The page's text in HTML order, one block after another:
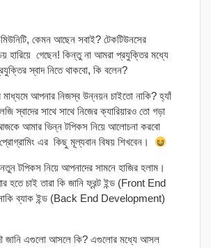
কেমন আছেন সবাই? টেকটিউনসের
হারিয়ে গেছেন! কিন্তু না আমরা প্রযুক্তির মধ্যে
স্বাদ নিতে থাকবো, কি বলেন?
মাধ্যমে আপনার নিজস্ব উন্নয়ন চাইতো নাকি? হ্যাঁ
স্বাদের সাথে সাথে নিজের ক্যারিয়ারও তো গড়া
আমার ভিন্ন টপিকস নিয়ে আলোচনা করবো
এর কিছু মূল্যবান বিষয় শিখবেন।
টপিকস নিয়ে আপনাদের সামনে হাজির হলাম।
হতে চাই তারা কি জানি ফ্রন্ট ইন্ড (Front End
ব্যাক ইন্ড (Back End Development)
জানি এগুলো আসলে কি? এগুলোর মধ্যে আসল